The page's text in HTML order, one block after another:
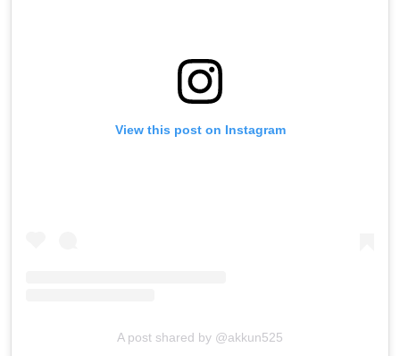
View this post on Instagram
A post shared by @akkun525